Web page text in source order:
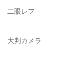
AGFA（アグフア）
ALPA（アルパ）
二眼レフ
大判カメラ